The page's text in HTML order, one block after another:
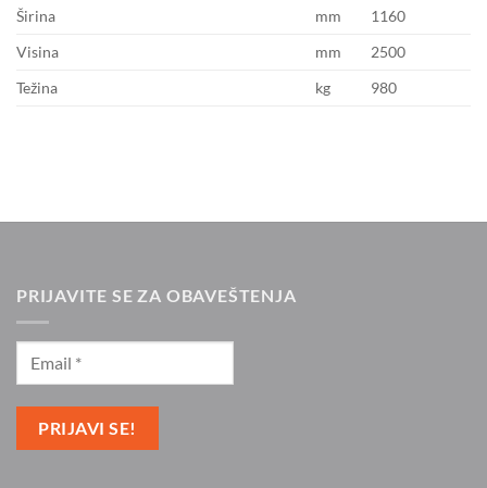
Širina
mm
1160
Visina
mm
2500
Težina
kg 980
PRIJAVITE SE ZA OBAVEŠTENJA